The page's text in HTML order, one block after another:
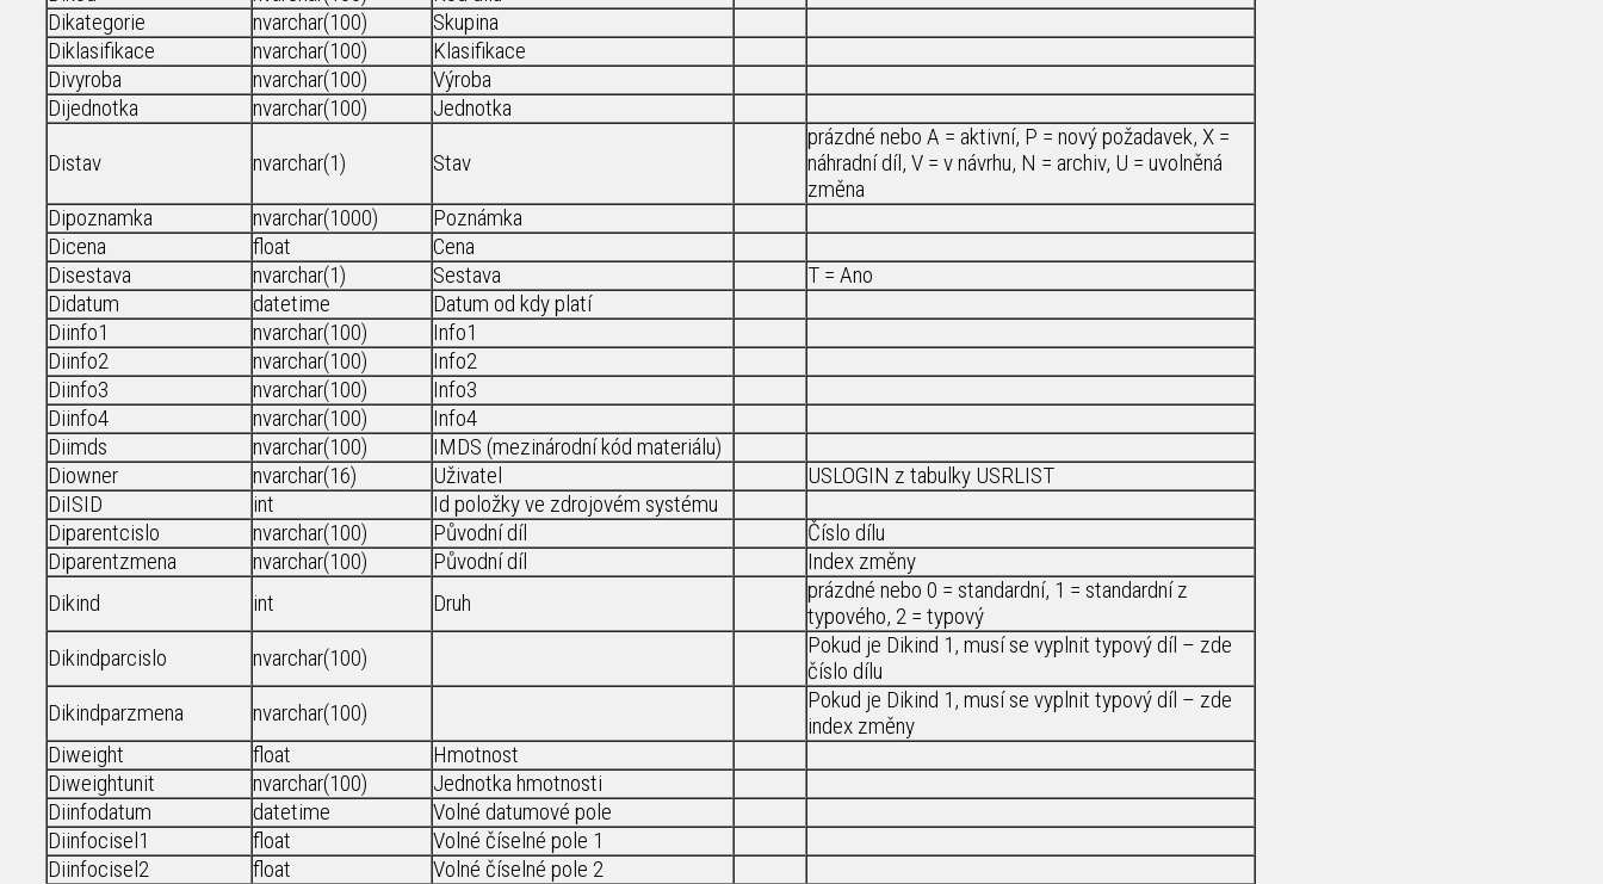
Dikategorie
nvarchar(100)
Skupina
Diklasifikace
nvarchar(100)
Klasifikace
Divyroba
nvarchar(100)
Výroba
Dijednotka
nvarchar(100)
Jednotka
Distav
nvarchar(1) Stav
prázdné nebo A = aktivní, P = nový požadavek, X =
náhradní díl, V = v návrhu, N = archiv, U = uvolněná
změna
Dipoznamka
nvarchar(1000)
Poznámka
Dicena
float
Cena
Disestava
nvarchar(1) Sestava
T = Ano
Didatum
datetime
Datum od kdy platí
Diinfo1
nvarchar(100)
Info1
Diinfo2
nvarchar(100)
Info2
Diinfo3
nvarchar(100)
Info3
Diinfo4
nvarchar(100)
Info4
Diimds
nvarchar(100)
IMDS (mezinárodní kód materiálu)
Diowner
nvarchar(16) Uživatel
USLOGIN z tabulky USRLIST
DiISID
int
Id položky ve zdrojovém systému
Diparentcislo
nvarchar(100) Původní díl
Číslo dílu
Diparentzmena
nvarchar(100) Původní díl
Index změny
Dikind
int Druh
prázdné nebo 0 = standardní, 1 = standardní z
typového, 2 = typový
Dikindparcislo
nvarchar(100)
Pokud je Dikind 1, musí se vyplnit typový díl – zde
číslo dílu
Dikindparzmena
nvarchar(100)
Pokud je Dikind 1, musí se vyplnit typový díl – zde
index změny
Diweight
float
Hmotnost
Diweightunit
nvarchar(100)
Jednotka hmotnosti
Diinfodatum
datetime
Volné datumové pole
Diinfocisel1
float
Volné číselné pole 1
Diinfocisel2
float Volné číselné pole 2